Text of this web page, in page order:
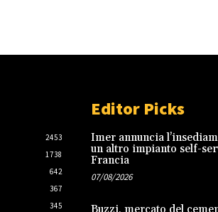
2453
1738
642
367
345
Editor Picks
Imer annuncia
un altro impianto self-
Francia
07/08/2026
Buzzi, mercato del